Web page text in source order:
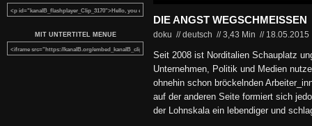
MIT UNTERTITEL MENUE
DIE ANGST WEGSCHMEISSEN
doku // deutsch //3,43 Min // 18.05.2015
Seit 2008 ist Norditalien Schauplatz
Unternehmen, Politik und Medien
ohnehin schon bröckelnden
auf der anderen Seite formiert sich
der Lohnskala ein lebendiger und